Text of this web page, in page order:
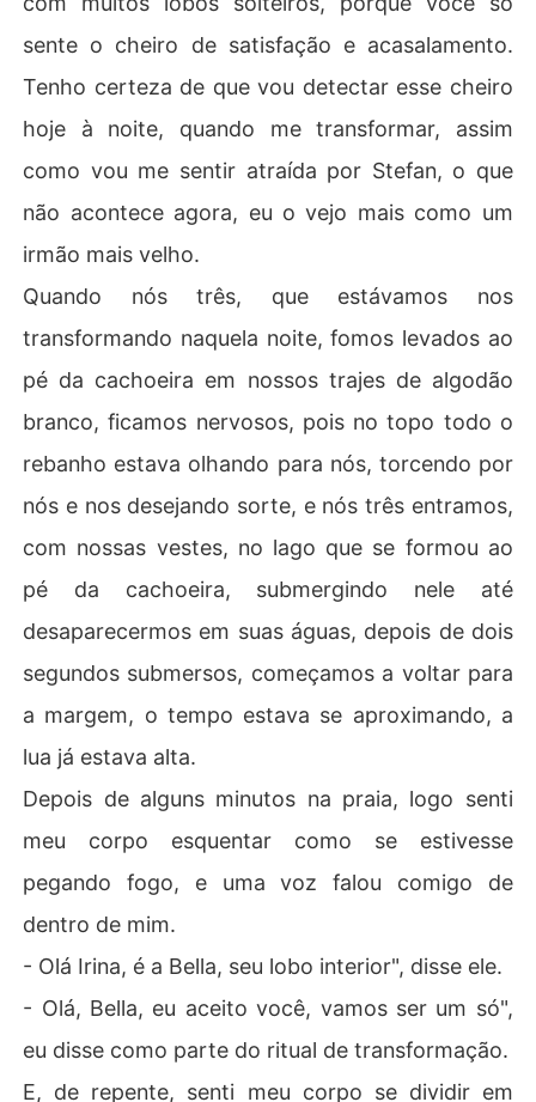
sente o cheiro de satisfação e acasalamento.
Tenho certeza de que vou detectar esse cheiro
hoje à noite, quando me transformar, assim
como vou me sentir atraída por Stefan, o que
não acontece agora, eu o vejo mais como um
irmão mais velho.
Quando nós três, que estávamos nos
transformando naquela noite, fomos levados ao
pé da cachoeira em nossos trajes de algodão
branco, ficamos nervosos, pois no topo todo o
rebanho estava olhando para nós, torcendo por
nós e nos desejando sorte, e nós três entramos,
com nossas vestes, no lago que se formou ao
pé da cachoeira, submergindo nele até
desaparecermos em suas águas, depois de dois
segundos submersos, começamos a voltar para
a margem, o tempo estava se aproximando, a
lua já estava alta.
Depois de alguns minutos na praia, logo senti
meu corpo esquentar como se estivesse
pegando fogo, e uma voz falou comigo de
dentro de mim.
- Olá Irina, é a Bella, seu lobo interior", disse ele.
- Olá, Bella, eu aceito você, vamos ser um só",
eu disse como parte do ritual de transformação.
E, de repente, senti meu corpo se dividir em